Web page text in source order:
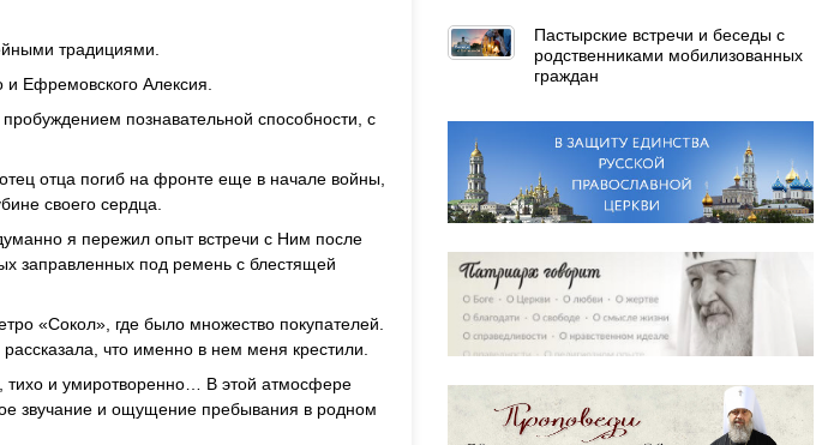
традициями.
Ефремовского Алексия.
познаватель­ной способности, с
отца погиб на фронте еще в начале войны,
своего сердца.
я пережил опыт встречи с Ним после
заправленных под ремень с блестящей
«Сокол», где было множество покупателей.
что именно в нем меня крестили.
тихо и умиротворенно… В этой атмосфере
звучание и ощущение пре­бывания в родном
Пастырские встречи и беседы с
родственниками мобилизованных
граждан